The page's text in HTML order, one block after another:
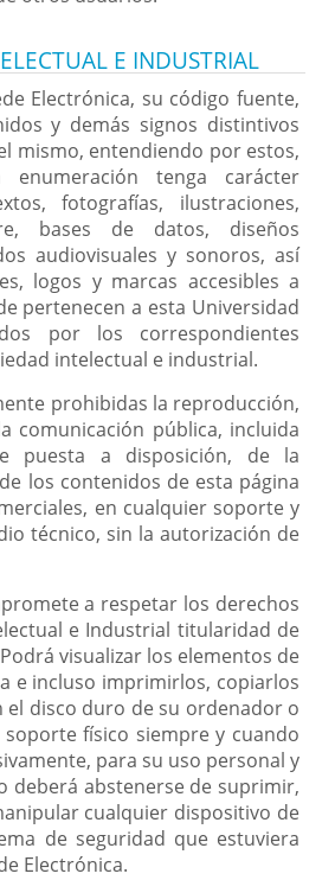
E INDUSTRIAL
Electrónica, su código fuente,
y demás signos distintivos
mismo, entendiendo por estos,
tenga carácter
fotografías, ilustraciones,
bases de datos, diseños
audiovisuales y sonoros, así
logos y marcas accesibles a
pertenecen a esta Universidad
por los correspondientes
intelectual e industrial.
prohibidas la reproducción,
comunicación pública, incluida
puesta a disposición, de la
los contenidos de esta página
en cualquier soporte y
técnico, sin la autorización de
a respetar los derechos
e Industrial titularidad de
visualizar los elementos de
e incluso imprimirlos, copiarlos
el disco duro de su ordenador o
físico siempre y cuando
para su uso personal y
deberá abstenerse de suprimir,
cualquier dispositivo de
de seguridad que estuviera
Electrónica.